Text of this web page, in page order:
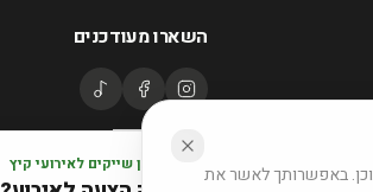
באפשרותך לאשר את
דוכן שייקים לאירועי קיץ
השארו מעודכנים